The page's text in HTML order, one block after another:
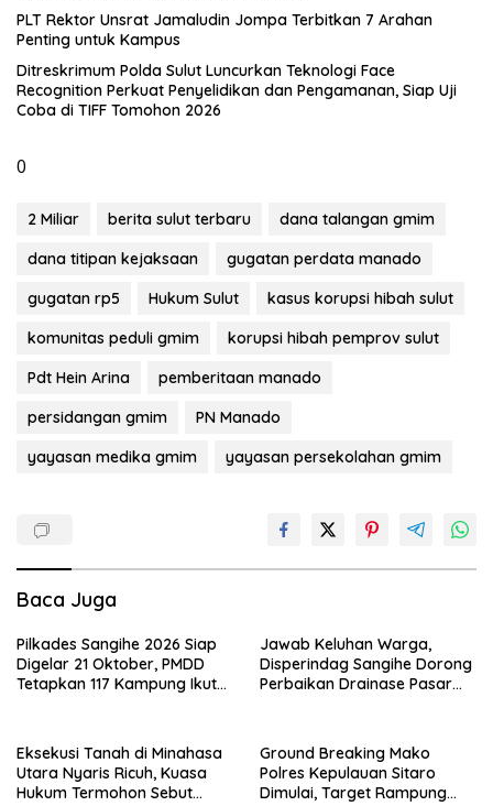
​PLT Rektor Unsrat Jamaludin Jompa Terbitkan 7 Arahan
Penting untuk Kampus
Ditreskrimum Polda Sulut Luncurkan Teknologi Face
Recognition Perkuat Penyelidikan dan Pengamanan, Siap Uji
Coba di TIFF Tomohon 2026
0
2 Miliar berita sulut terbaru
dana talangan gmim
dana titipan kejaksaan
gugatan perdata manado
gugatan rp5
Hukum Sulut
kasus korupsi hibah sulut
komunitas peduli gmim
korupsi hibah pemprov sulut
Pdt Hein Arina
pemberitaan manado
persidangan gmim
PN Manado
yayasan medika gmim
yayasan persekolahan gmim
Baca Juga
Pilkades Sangihe 2026 Siap
Digelar 21 Oktober, PMDD
Tetapkan 117 Kampung Ikut
Jawab Keluhan Warga,
Disperindag Sangihe Dorong
Perbaikan Drainase Pasar
Eksekusi Tanah di Minahasa
Utara Nyaris Ricuh, Kuasa
Hukum Termohon Sebut
Ground Breaking Mako
Polres Kepulauan Sitaro
Dimulai, Target Rampung